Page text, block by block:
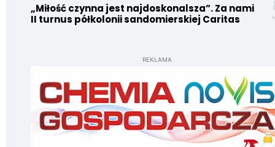
„Miłość czynna jest najdoskonalsza”. Za nami
II turnus półkolonii sandomierskiej Caritas
REKLAMA